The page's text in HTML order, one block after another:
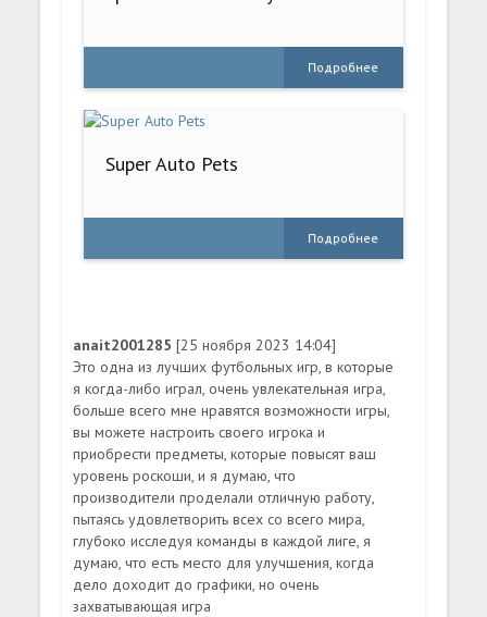
Подробнее
Super Auto Pets
Подробнее
anait2001285[25 ноября 2023 14:04]
Это одна из лучших футбольных игр, в которые
я когда-либо играл, очень увлекательная игра,
больше всего мне нравятся возможности игры,
вы можете настроить своего игрока и
приобрести предметы, которые повысят ваш
уровень роскоши, и я думаю, что
производители проделали отличную работу,
пытаясь удовлетворить всех со всего мира,
глубоко исследуя команды в каждой лиге, я
думаю, что есть место для улучшения, когда
дело доходит до графики, но очень
захватывающая игра